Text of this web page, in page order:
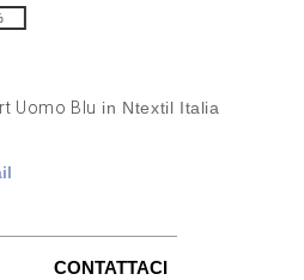
Uomo Blu in Ntextil Italia
CONTATTACI